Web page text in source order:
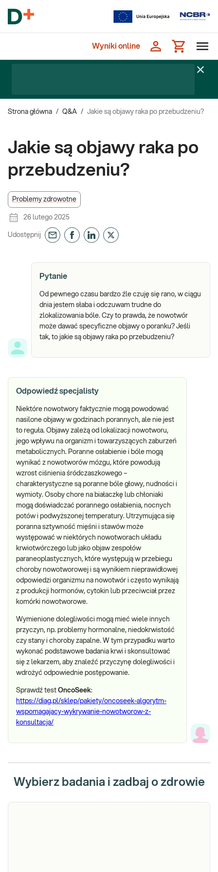
Wyniki online
Strona główna / Q&A / Jakie są objawy raka po przebudzeniu?
Jakie są objawy raka po
przebudzeniu?
Problemy zdrowotne
26 lutego 2025
Udostępnij
Pytanie
Od pewnego czasu bardzo źle czuję się rano, w ciągu
dnia jestem słaba i odczuwam trudne do
zlokalizowania bóle. Czy to prawda, że nowotwór
może dawać specyficzne objawy o poranku? Jeśli
tak, to jakie są objawy raka po przebudzeniu?
Odpowiedź specjalisty
Niektóre nowotwory faktycznie mogą powodować
nasilone objawy w godzinach porannych, ale nie jest
to reguła. Objawy zależą od lokalizacji nowotworu,
jego wpływu na organizm i towarzyszących zaburzeń
metabolicznych. Poranne osłabienie i bóle mogą
wynikać z nowotworów mózgu, które powodują
wzrost ciśnienia śródczaszkowego –
charakterystyczne są poranne bóle głowy, nudności i
wymioty. Osoby chore na białaczkę lub chłoniaki
mogą doświadczać porannego osłabienia, nocnych
potów i podwyższonej temperatury. Utrzymująca się
poranna sztywność mięśni i stawów może
występować w niektórych nowotworach układu
krwiotwórczego lub jako objaw zespołów
paraneoplastycznych, które występują w przebiegu
choroby nowotworowej i są wynikiem nieprawidłowej
odpowiedzi organizmu na nowotwór i często wynikają
z produkcji hormonów, cytokin lub przeciwciał przez
komórki nowotworowe.
Wymienione dolegliwości mogą mieć wiele innych
przyczyn, np. problemy hormonalne, niedokrwistość
czy stany i choroby zapalne. W tym przypadku warto
wykonać podstawowe badania krwi i skonsultować
się z lekarzem, aby znaleźć przyczynę dolegliwości i
wdrożyć odpowiednie postępowanie.
Sprawdź test OncoSeek:
https://diag.pl/sklep/pakiety/oncoseek-algorytm-
wspomagajacy-wykrywanie-nowotworow-z-
konsultacja/
Wybierz badania i zadbaj o zdrowie